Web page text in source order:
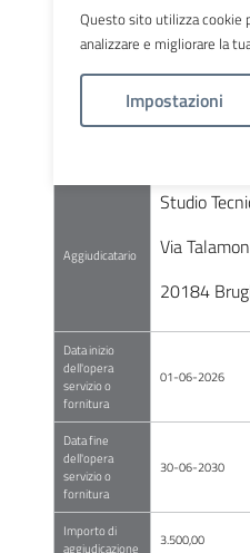
operatori
presentare
Studio
Via
Aggiudicatario
Studio
Via
20184
Data inizio
dell'opera
servizio o
fornitura
01-06-2026
Data fine
dell'opera
servizio o
fornitura
30-06-2030
Importo di
aggiudicazione
3.500,00
Questo sito utilizza cookie
analizzare e migliorare la
Impostazioni